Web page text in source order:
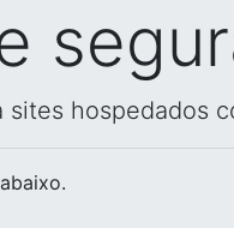
hospedados